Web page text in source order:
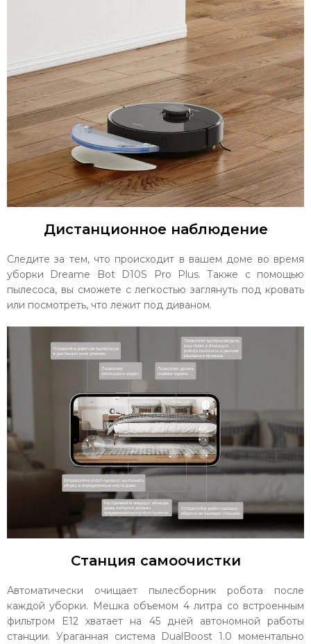
Дистанционное наблюдение
Следите за тем, что происходит в вашем доме во время
уборки Dreame Bot D10S Pro Plus. Также с помощью
пылесоса, вы сможете с легкостью заглянуть под кровать
или посмотреть, что лежит под диваном.
Станция самоочистки
Автоматически очищает пылесборник робота после
каждой уборки. Мешка объемом 4 литра со встроенным
фильтром E12 хватает на 45 дней автономной работы
станции. Ураганная система DualBoost 1.0 моментально